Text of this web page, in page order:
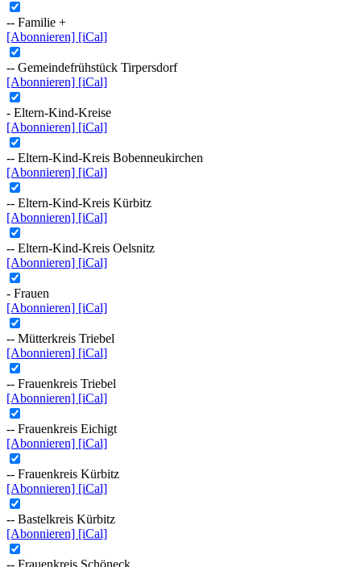
-- Familie +
[Abonnieren] [iCal]
-- Gemeindefrühstück Tirpersdorf
[Abonnieren] [iCal]
- Eltern-Kind-Kreise
[Abonnieren] [iCal]
-- Eltern-Kind-Kreis Bobenneukirchen
[Abonnieren] [iCal]
-- Eltern-Kind-Kreis Kürbitz
[Abonnieren] [iCal]
-- Eltern-Kind-Kreis Oelsnitz
[Abonnieren] [iCal]
- Frauen
[Abonnieren] [iCal]
-- Mütterkreis Triebel
[Abonnieren] [iCal]
-- Frauenkreis Triebel
[Abonnieren] [iCal]
-- Frauenkreis Eichigt
[Abonnieren] [iCal]
-- Frauenkreis Kürbitz
[Abonnieren] [iCal]
-- Bastelkreis Kürbitz
[Abonnieren] [iCal]